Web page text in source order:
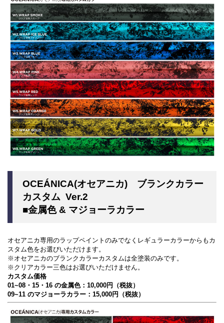
OCEÁNICA(オセアニカ) ブランクカラー
カスタム Ver.2
■金属色 & マジョーラカラー
オセアニカ専用のラップペイントのみでなくレギュラーカラーからもカ
スタム色をお選びいただけます。
※オセアニカのブランクカラーカスタムは全塗装のみです。
※クリアカラー三色はお選びいただけません。
カスタム価格
01~08・15・16 の金属色：10,000円（税抜）
09~11 のマジョーラカラー：15,000円（税抜）